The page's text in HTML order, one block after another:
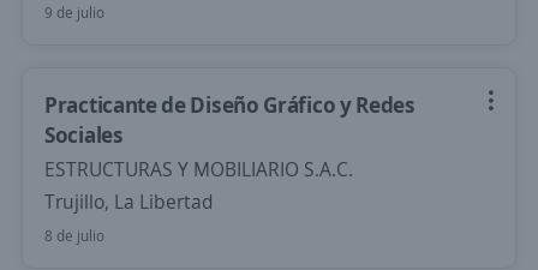
9 de julio
Practicante de Diseño Gráfico y Redes
Sociales
ESTRUCTURAS Y MOBILIARIO S.A.C.
Trujillo, La Libertad
8 de julio